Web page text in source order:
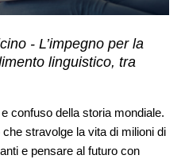
- L’impegno per la
linguistico, tra
confuso della storia mondiale.
stravolge la vita di milioni di
e pensare al futuro con